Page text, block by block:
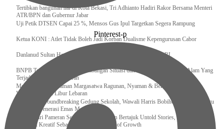
Tertibkan bangunan liar di Kota Bekasi, Tri Adhianto Hadiri Rakor Bersama Menteri
ATR/BPN dan Gubernur Jabar
Uji Petik DTSEN Capai 25 %, Mensos Gus Ipul Targetkan Segera Rampung
Ketua KONI : Atlet Tidak Boleh Jadi Korban Dualisme Kepengurusan Cabor
Danlanud Sultan Hasanuddin Ikuti Exit Meeting Bersama BPK RI
BNPB Terus Memantau Perkembangan Situasi dan Penanganan Bencana Alam Yang
Terjadi di Beberapa Daerah
Menpar Pastikan Taman Margasatwa Ragunan, Nyaman & Bersih di Kunjungi
Wisatawan Saat Libur Lebaran
Resmikan Groundbreaking Gedung Sekolah, Wawali Harris Bobihoe : Tonggak Baru
Ciptakan Generasi Emas Masa Depan
Menghadiri Pameran Seni Meiro Collection Bertajuk Untold Stories, Irene Umar :
Ekonomi Kreatif Sebagai The New Engine of Growth
Pinterest-p